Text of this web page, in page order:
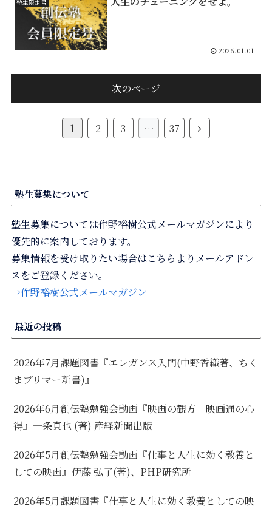
塾生限定号
2026.01.01
次のページ
1 2 3 … 37
塾生募集について
塾生募集については作野裕樹公式メールマガジンにより
優先的に案内しております。
募集情報を受け取りたい場合はこちらよりメールアドレ
スをご登録ください。
→作野裕樹公式メールマガジン
最近の投稿
2026年7月課題図書『エレガンス入門(中野香織著、ちく
まプリマー新書)』
2026年6月創伝塾勉強会動画『映画の観方 映画通の心
得』一条真也 (著) 産経新聞出版
2026年5月創伝塾勉強会動画『仕事と人生に効く教養と
しての映画』伊藤 弘了(著)、PHP研究所
2026年5月課題図書『仕事と人生に効く教養としての映